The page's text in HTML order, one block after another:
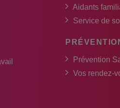
Aidants
Service de
Prévention
Vos rendez-